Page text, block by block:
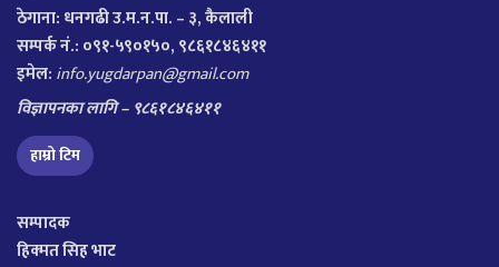
ठेगाना: धनगढी उ.म.न.पा. – ३, कैलाली
सम्पर्क नं.: ०९१-५९०१५०, ९८६१८४६४११
इमेल: info.yugdarpan@gmail.com
विज्ञापनका लागि – ९८६१८४६४११
हाम्रो टिम
सम्पादक
हिक्मत सिह भाट